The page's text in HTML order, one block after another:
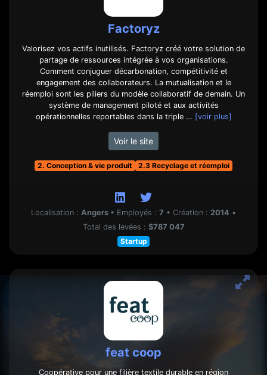
Factoryz
Valorisez vos actifs inutilisés. Factoryz créé votre solution de
partage de ressources intégrée à vos organisations.
Comment conjuguer décarbonation, compétitivité et
engagement des collaborateurs. La mutualisation et le
réemploi sont les piliers du modèle collaboratif de demain. Un
système de management piloté et aux activités
opérationnelles reportables dans la triple … [voir plus]
Voir le site
2. Conception & vie produit 2.3 Recyclage et réemploi
Localisation : Angers • Employés : 7 • Création : 2014 •
Total des levées : $787 047
Startup
feat coop
Coopérative pour une filière textile durable en région